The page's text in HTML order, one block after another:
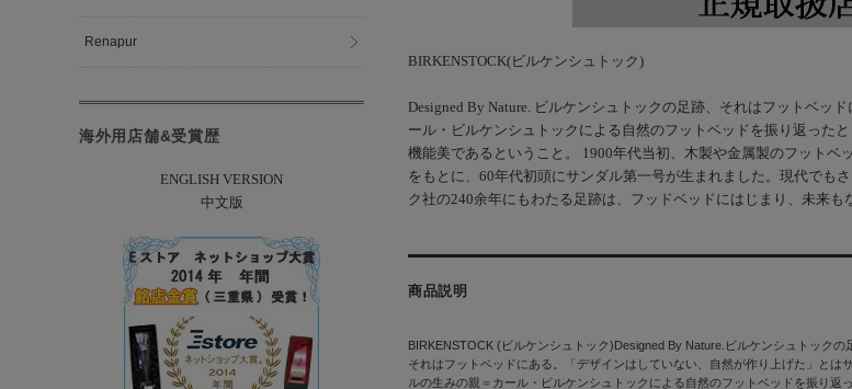
BIRKENSTOCK(ビルケンシュトック)
Designed By Nature. ビルケンシュトックの足跡、それはフットベッ
ール・ビルケンシュトックによる自然のフットベッドを振り返った
機能美であるということ。 1900年代当初、木製や金属製のフット
をもとに、60年代初頭にサンダル第一号が生まれました。現代でも
ク社の240余年にもわたる足跡は、フッドベッドにはじまり、未来も
商品説明
BIRKENSTOCK (ビルケンシュトック)Designed By Nature.ビルケンシュトックの
それはフットベッドにある。「デザインはしていない、自然が作り上げた」とは
ルの生みの親＝カール・ビルケンシュトックによる自然のフットベッドを振り返
Renapur
海外用店舗&受賞歴
ENGLISH VERSION
中文版